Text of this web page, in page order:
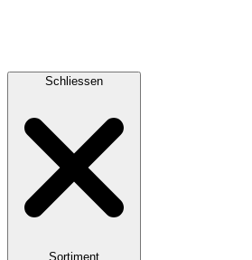
Schliessen
Sortiment